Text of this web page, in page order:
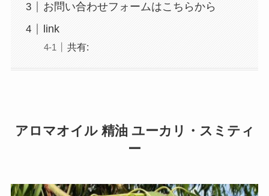
お問い合わせフォームはこちらから
link
共有:
アロマオイル 精油 ユーカリ・スミティ
ー